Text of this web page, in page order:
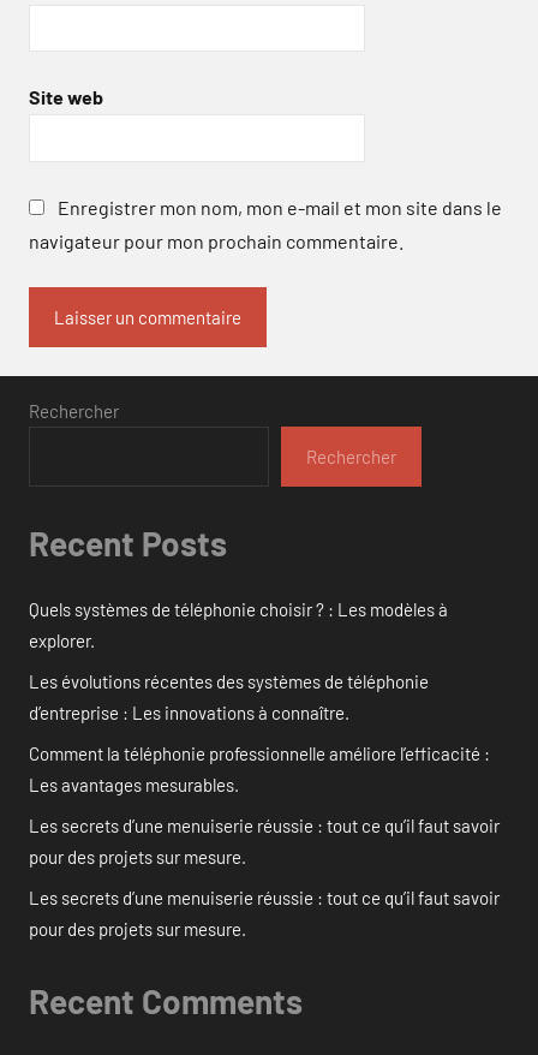
Site web
Enregistrer mon nom, mon e-mail et mon site dans le
navigateur pour mon prochain commentaire.
Rechercher
Rechercher
Recent Posts
Quels systèmes de téléphonie choisir ? : Les modèles à
explorer.
Les évolutions récentes des systèmes de téléphonie
d’entreprise : Les innovations à connaître.
Comment la téléphonie professionnelle améliore l’efficacité :
Les avantages mesurables.
Les secrets d’une menuiserie réussie : tout ce qu’il faut savoir
pour des projets sur mesure.
Les secrets d’une menuiserie réussie : tout ce qu’il faut savoir
pour des projets sur mesure.
Recent Comments